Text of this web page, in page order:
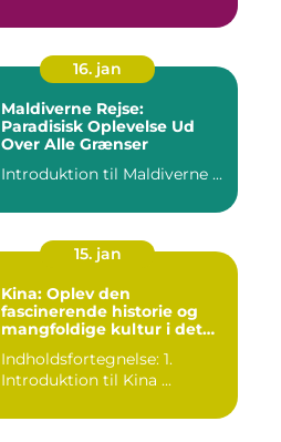
16. jan
Maldiverne Rejse:
Paradisisk Oplevelse Ud
Over Alle Grænser
Introduktion til Maldiverne ...
15. jan
Kina: Oplev den
fascinerende historie og
mangfoldige kultur i det
Indholdsfortegnelse: 1.
Introduktion til Kina ...